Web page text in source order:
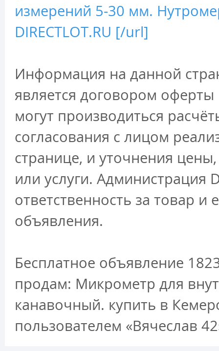
измерений 5-30 мм.
DIRECTLOT.RU [/url]
Информация на данной
является договором
могут производиться
согласования с лицом
странице, и уточнения
или услуги. Администрация
ответственность за товар и
объявления.
Бесплатное объявление
продам: Микрометр для
канавочный. купить в
пользователем «Вячеслав